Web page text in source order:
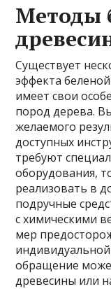
Методы
Существует
эффекта
имеет свои
пород дерева.
желаемого
доступных
требуют
оборудования,
реализовать в
подручные
с химическими
мер
обращение
древесины или